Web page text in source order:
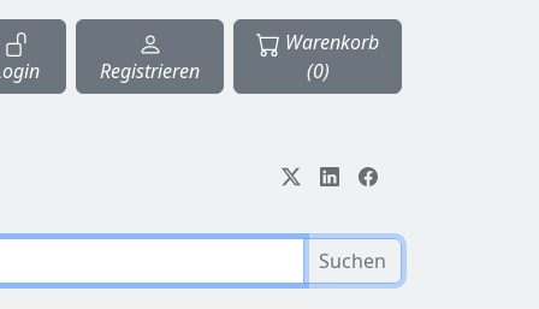
Registrieren
Warenkorb
(0)
Suchen